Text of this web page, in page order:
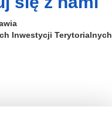
Inwestycji Terytorialnych